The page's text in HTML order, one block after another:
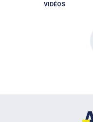
VIDÉOS